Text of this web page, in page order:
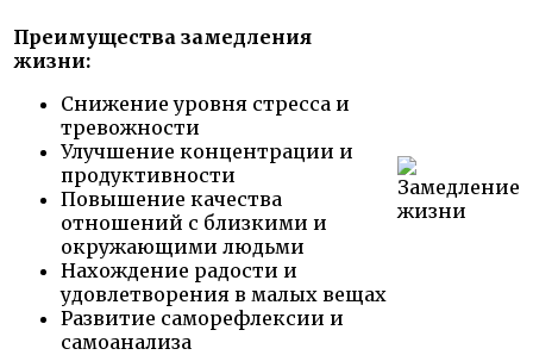
Преимущества замедления
жизни:
Снижение уровня стресса и
тревожности
Улучшение концентрации и
продуктивности
Повышение качества
отношений с близкими и
окружающими людьми
Нахождение радости и
удовлетворения в малых вещах
Развитие саморефлексии и
самоанализа